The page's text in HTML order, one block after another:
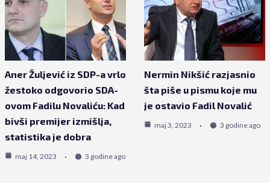
Aner Žuljević iz SDP-a vrlo
žestoko odgovorio SDA-
ovom Fadilu Novaliću: Kad
bivši premijer izmišlja,
statistika je dobra
maj 14, 2023 3 godine ago
Nermin Nikšić razjasnio
šta piše u pismu koje mu
je ostavio Fadil Novalić
maj 3, 2023 3 godine ago